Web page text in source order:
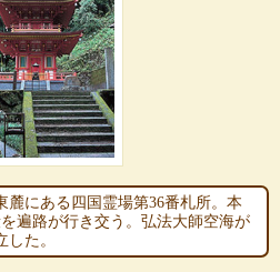
麓にある四国霊場第36番札所。本
遍路が行き交う。弘法大師空海が
た。